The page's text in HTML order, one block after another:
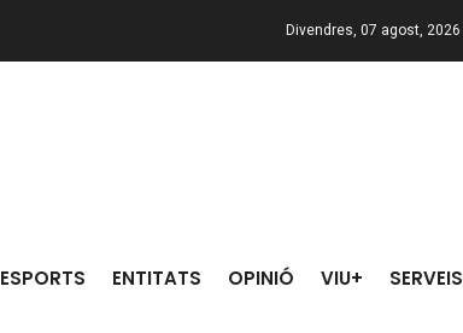
Divendres, 07 agost, 2026
ESPORTS ENTITATS OPINIÓ VIU+ SERVEIS